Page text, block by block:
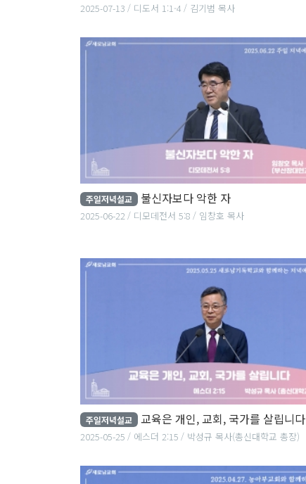
2025-07-13 디도서 1:1-4 김기범 목사
주일저녁설교 불신자보다 악한 자
2025-06-22 디모데전서 5:8 임창호 목사
주일저녁설교 교육은 개인, 교회, 국가를 살립니다
2025-05-25 에스더 2:15 박성규 목사(총신대학교 총장)